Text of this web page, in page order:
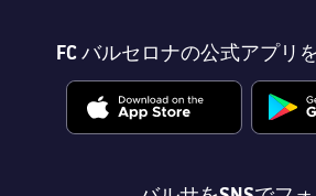
FC バルセロナの公式アプリ